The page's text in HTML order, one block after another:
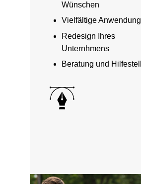
Wünschen
Vielfältige
Redesign Ihres
Unternhmens
Beratung und